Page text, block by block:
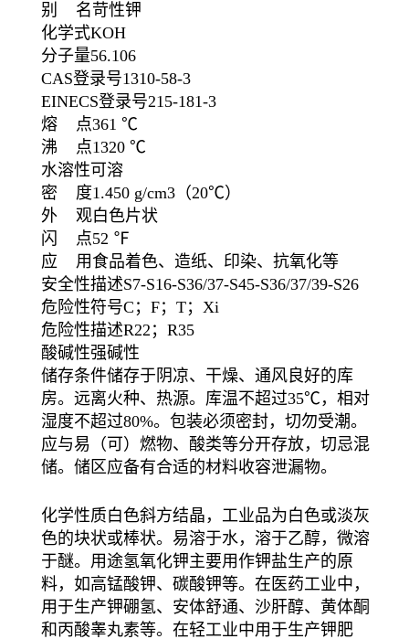
别 名苛性钾
化学式KOH
分子量56.106
CAS登录号1310-58-3
EINECS登录号215-181-3
熔 点361 ℃
沸 点1320 ℃
水溶性可溶
密 度1.450 g/cm3 （20℃）
外 观白色片状
闪 点52 ℉
应 用 食品着色、造纸、印染、抗氧化等
安全性描述S7-S16-S36/37-S45-S36/37/39-S26
危险性符号C；F；T；Xi
危险性描述R22；R35
酸碱性强碱性
储存条件储存于阴凉、干燥、通风良好的库
房。远离火种、热源。库温不超过35℃，相对
湿度不超过80%。包装必须密封，切勿受潮。
应与易（可）燃物、酸类等分开存放，切忌混
储。储区应备有合适的材料收容泄漏物。
化学性质白色斜方结晶，工业品为白色或淡灰
色的块状或棒状。易溶于水，溶于乙醇，微溶
于醚。用途氢氧化钾主要用作钾盐生产的原
料，如高锰酸钾、碳酸钾等。在医药工业中，
用于生产钾硼氢、安体舒通、沙肝醇、黄体酮
和丙酸睾丸素等。在轻工业中用于生产钾肥